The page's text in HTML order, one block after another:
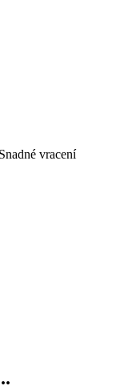
Snadné vracení